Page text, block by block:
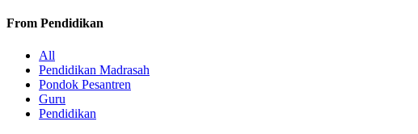
From Pendidikan
All
Pendidikan Madrasah
Pondok Pesantren
Guru
Pendidikan